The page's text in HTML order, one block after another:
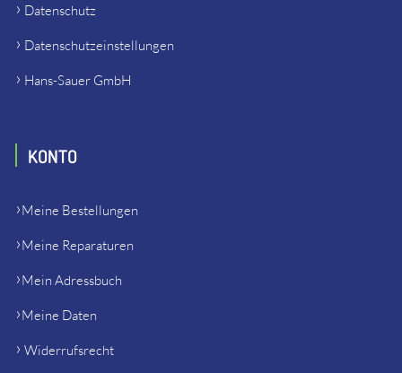
Datenschutz
Datenschutzeinstellungen
Hans-Sauer GmbH
KONTO
Meine Bestellungen
Meine Reparaturen
Mein Adressbuch
Meine Daten
Widerrufsrecht